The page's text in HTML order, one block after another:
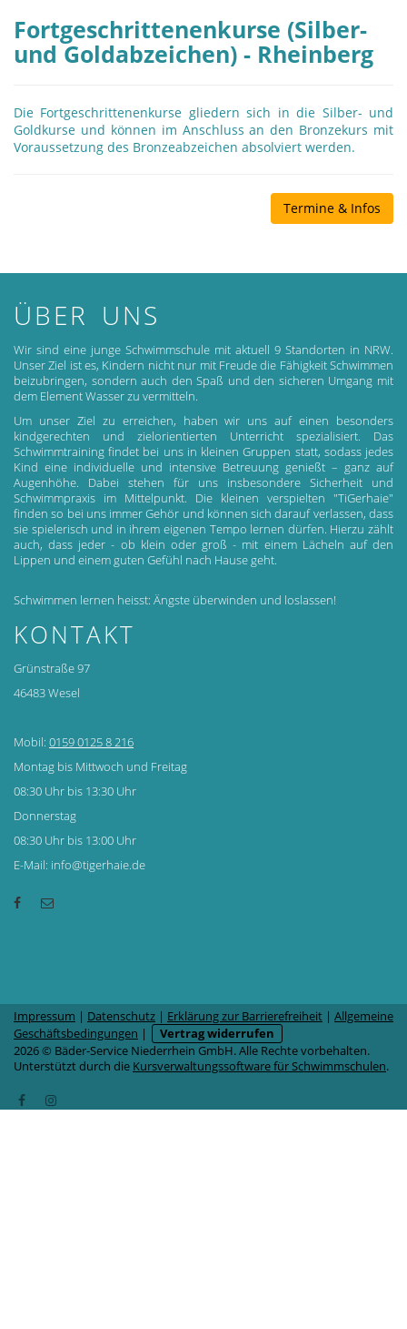
Fortgeschrittenenkurse (Silber-
und Goldabzeichen) - Rheinberg
Die Fortgeschrittenenkurse gliedern sich in die Silber- und
Goldkurse und können im Anschluss an den Bronzekurs mit
Voraussetzung des Bronzeabzeichen absolviert werden.
Termine & Infos
ÜBER UNS
Wir sind eine junge Schwimmschule mit aktuell 9 Standorten in NRW.
Unser Ziel ist es, Kindern nicht nur mit Freude die Fähigkeit Schwimmen
beizubringen, sondern auch den Spaß und den sicheren Umgang mit
dem Element Wasser zu vermitteln.
Um unser Ziel zu erreichen, haben wir uns auf einen besonders
kindgerechten und zielorientierten Unterricht spezialisiert. Das
Schwimmtraining findet bei uns in kleinen Gruppen statt, sodass jedes
Kind eine individuelle und intensive Betreuung genießt – ganz auf
Augenhöhe. Dabei stehen für uns insbesondere Sicherheit und
Schwimmpraxis im Mittelpunkt. Die kleinen verspielten "TiGerhaie"
finden so bei uns immer Gehör und können sich darauf verlassen, dass
sie spielerisch und in ihrem eigenen Tempo lernen dürfen. Hierzu zählt
auch, dass jeder - ob klein oder groß - mit einem Lächeln auf den
Lippen und einem guten Gefühl nach Hause geht.
Schwimmen lernen heisst: Ängste überwinden und loslassen!
KONTAKT
Grünstraße 97
46483 Wesel
Mobil: 0159 0125 8 216
Montag bis Mittwoch und Freitag
08:30 Uhr bis 13:30 Uhr
Donnerstag
08:30 Uhr bis 13:00 Uhr
E-Mail: info@tigerhaie.de
Impressum | Datenschutz | Erklärung zur Barrierefreiheit | Allgemeine
Geschäftsbedingungen |
Vertrag widerrufen
2026 © Bäder-Service Niederrhein GmbH. Alle Rechte vorbehalten.
Unterstützt durch die Kursverwaltungssoftware für Schwimmschulen.